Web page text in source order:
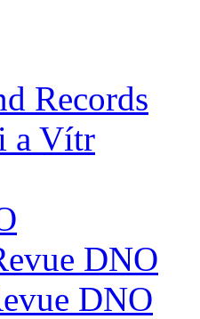
Records
a Vítr
DNO
DNO